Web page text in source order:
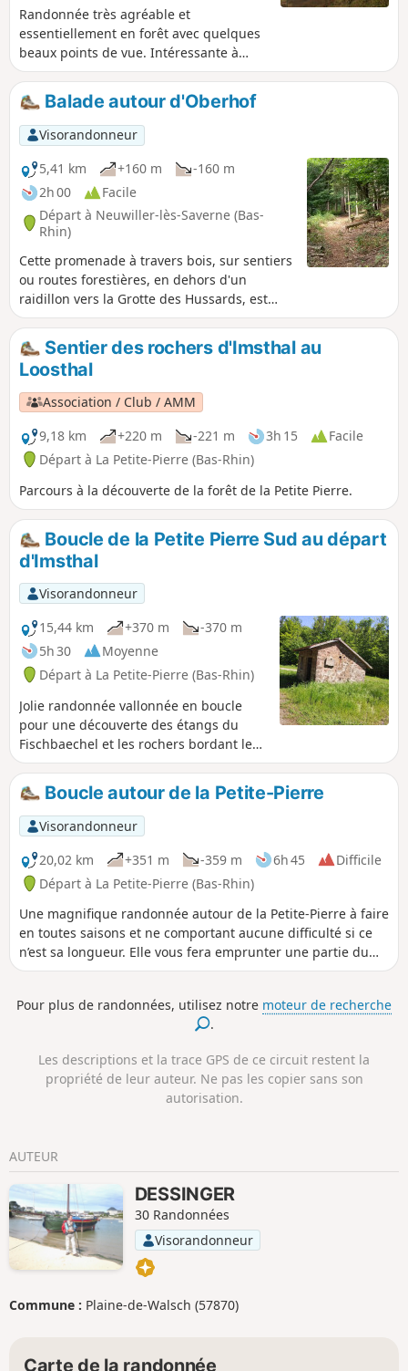
Randonnée très agréable et
essentiellement en forêt avec quelques
beaux points de vue. Intéressante à
faire en été quand il fait chaud !
Balade autour d'Oberhof
Visorandonneur
5,41 km
+160 m
-160 m
2h 00
Facile
Départ à Neuwiller-lès-Saverne (Bas-
Rhin)
Cette promenade à travers bois, sur sentiers
ou routes forestières, en dehors d'un
raidillon vers la Grotte des Hussards, est
aisément faisable en famille.
Sentier des rochers d'Imsthal au
Loosthal
Association / Club / AMM
9,18 km
+220 m -221 m 3h 15
Facile
Départ à La Petite-Pierre (Bas-Rhin)
Parcours à la découverte de la forêt de la Petite Pierre.
Boucle de la Petite Pierre Sud au départ
d'Imsthal
Visorandonneur
15,44 km
+370 m
-370 m
5h 30
Moyenne
Départ à La Petite-Pierre (Bas-Rhin)
Jolie randonnée vallonnée en boucle
pour une découverte des étangs du
Fischbaechel et les rochers bordant le
sentier du Gorna.
Boucle autour de la Petite-Pierre
Visorandonneur
20,02 km
+351 m -359 m 6h 45
Difficile
Départ à La Petite-Pierre (Bas-Rhin)
Une magnifique randonnée autour de la Petite-Pierre à faire
en toutes saisons et ne comportant aucune difficulté si ce
n’est sa longueur. Elle vous fera emprunter une partie du
célèbre GR® 531, sentier de grande randonnée qui traverse
votre retour vous marcherez sur le non moins renommé
GR®53, qui part de Wissembourg pour 167 km jusqu’à
Pour plus de randonnées, utilisez notre moteur de recherche
.
Les descriptions et la trace GPS de ce circuit restent la
propriété de leur auteur. Ne pas les copier sans son
autorisation.
AUTEUR
DESSINGER
30 Randonnées
Visorandonneur
Commune : Plaine-de-Walsch (57870)
Carte de la randonnée